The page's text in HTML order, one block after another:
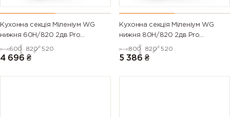
Кухонна секція Міленіум WG
нижня 60Н/820 2дв Pro
Blum(Білий/Глянець Білий)
600 820 520
4 696 ₴
Кухонна секція Міленіум WG
нижня 80Н/820 2дв Pro
Blum(Білий/Глянець Білий (Серія
М))
800 820 520
5 386 ₴